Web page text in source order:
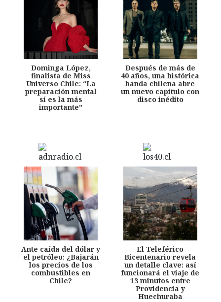
Dominga López,
finalista de Miss
Universo Chile: “La
preparación mental
sí es la más
importante”
Después de más de
40 años, una histórica
banda chilena abre
un nuevo capítulo con
disco inédito
Ante caída del dólar y
el petróleo: ¿Bajarán
los precios de los
combustibles en
Chile?
El Teleférico
Bicentenario revela
un detalle clave: así
funcionará el viaje de
13 minutos entre
Providencia y
Huechuraba